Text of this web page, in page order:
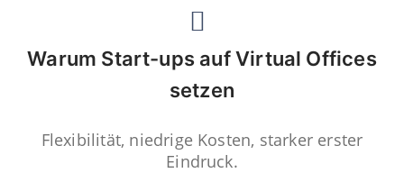
Warum Start-ups auf Virtual Offices
setzen
Flexibilität, niedrige Kosten, starker erster
Eindruck.